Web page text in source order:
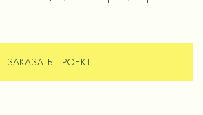
ЗАКАЗАТЬ ПРОЕКТ